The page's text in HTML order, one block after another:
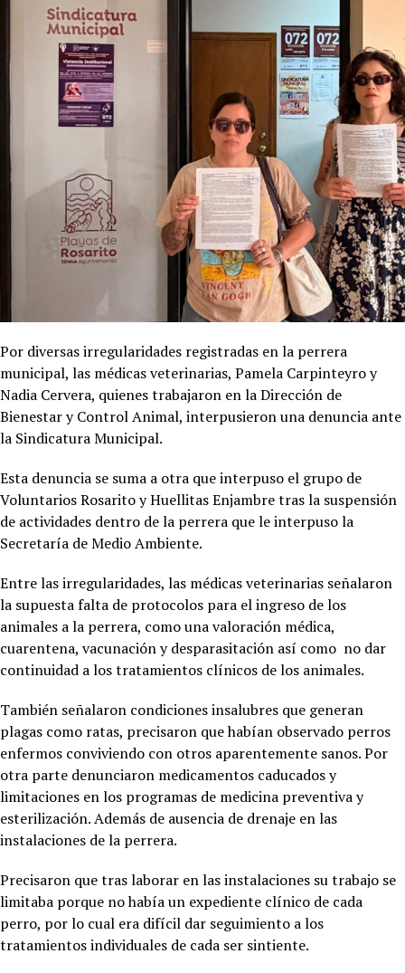
Por diversas irregularidades registradas en la perrera
municipal, las médicas veterinarias, Pamela Carpinteyro y
Nadia Cervera, quienes trabajaron en la Dirección de
Bienestar y Control Animal, interpusieron una denuncia ante
la Sindicatura Municipal.
Esta denuncia se suma a otra que interpuso el grupo de
Voluntarios Rosarito y Huellitas Enjambre tras la suspensión
de actividades dentro de la perrera que le interpuso la
Secretaría de Medio Ambiente.
Entre las irregularidades, las médicas veterinarias señalaron
la supuesta falta de protocolos para el ingreso de los
animales a la perrera, como una valoración médica,
cuarentena, vacunación y desparasitación así como no dar
continuidad a los tratamientos clínicos de los animales.
También señalaron condiciones insalubres que generan
plagas como ratas, precisaron que habían observado perros
enfermos conviviendo con otros aparentemente sanos. Por
otra parte denunciaron medicamentos caducados y
limitaciones en los programas de medicina preventiva y
esterilización. Además de ausencia de drenaje en las
instalaciones de la perrera.
Precisaron que tras laborar en las instalaciones su trabajo se
limitaba porque no había un expediente clínico de cada
perro, por lo cual era difícil dar seguimiento a los
tratamientos individuales de cada ser sintiente.